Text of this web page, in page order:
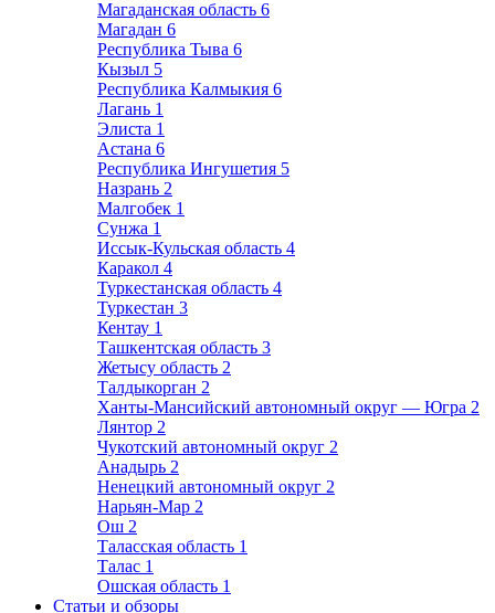
Магаданская область 6
Магадан 6
Республика Тыва 6
Кызыл 5
Республика Калмыкия 6
Лагань 1
Элиста 1
Астана 6
Республика Ингушетия 5
Назрань 2
Малгобек 1
Сунжа 1
Иссык-Кульская область 4
Каракол 4
Туркестанская область 4
Туркестан 3
Кентау 1
Ташкентская область 3
Жетысу область 2
Талдыкорган 2
Ханты-Мансийский автономный округ — Югра 2
Лянтор 2
Чукотский автономный округ 2
Анадырь 2
Ненецкий автономный округ 2
Нарьян-Мар 2
Ош 2
Таласская область 1
Талас 1
Ошская область 1
Статьи и обзоры